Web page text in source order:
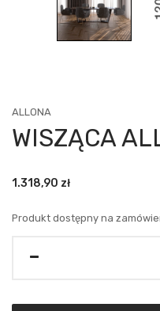
ALLONA
WISZĄCA
1.318,90 zł
Produkt dostępny na